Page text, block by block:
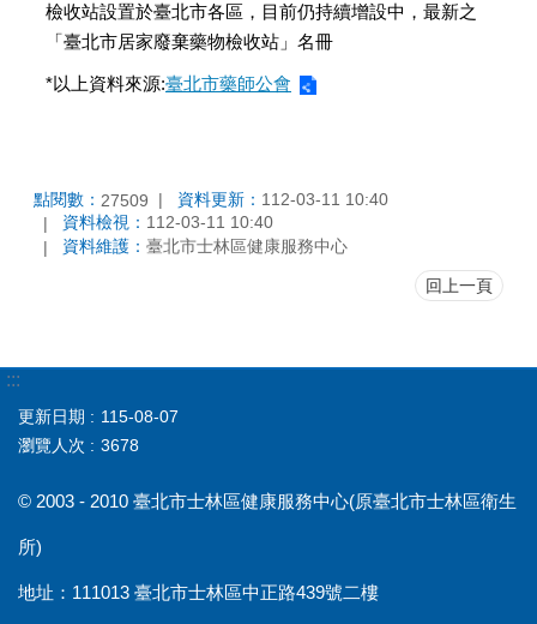
檢收站設置於臺北市各區，目前仍持續增設中，最新之
「臺北市居家廢棄藥物檢收站」名冊
*以上資料來源:臺北市藥師公會
點閱數： 27509 資料更新： 112-03-11 10:40
資料檢視： 112-03-11 10:40
資料維護： 臺北市士林區健康服務中心
回上一頁
:::
更新日期
115-08-07
瀏覽人次
3678
© 2003 - 2010 臺北市士林區健康服務中心(原臺北市士林區衛生
所)
地址：111013 臺北市士林區中正路439號二樓